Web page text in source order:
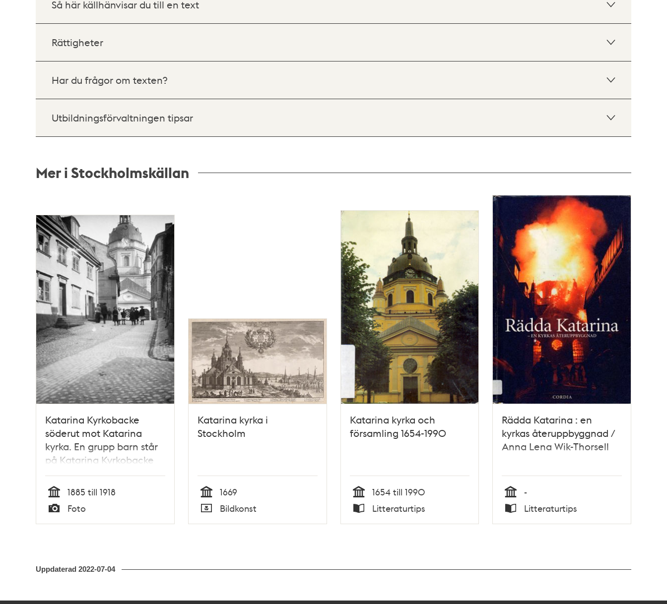
Så här källhänvisar du till en text
Rättigheter
Har du frågor om texten?
Utbildningsförvaltningen tipsar
Mer i Stockholmskällan
poster
och
teman
Katarina Kyrkobacke
söderut mot Katarina
kyrka. En grupp barn står
på Katarina Kyrkobacke
vid Lilla Fiskaregränd (nuv.
Roddargatan)
Tid
1885 till 1918
Typ
Foto
Katarina kyrka i
Stockholm
Tid
1669
Typ
Bildkonst
Katarina kyrka och
församling 1654-1990
Tid
1654 till 1990
Typ
Litteraturtips
Rädda Katarina : en
kyrkas återuppbyggnad /
Anna Lena Wik-Thorsell
Tid
-
Typ
Litteraturtips
Uppdaterad 2022-07-04